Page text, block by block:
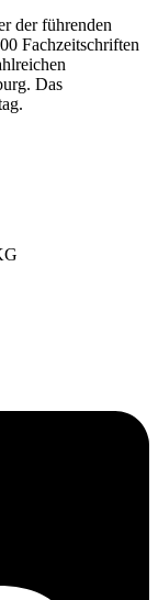
der führenden
Fachzeitschriften
Das